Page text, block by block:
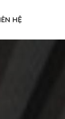
HỆ